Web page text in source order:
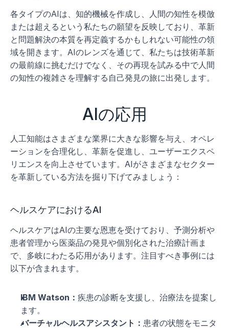
各タイプのAIは、知的機械を作成し、人間の知性を模倣
または超えるという私たちの願望を反映しており、革新
と問題解決の本質を再定義するかもしれない可能性の領
域を開きます。AIのレンズを通じて、私たちは技術革新
の最前線に挑むだけでなく、その再現を試みる中で人間
の知性の複雑さを理解する自己発見の旅に出発します。
AIの応用
人工知能はさまざまな業界に大きな影響を与え、オペレ
ーションを合理化し、革新を促進し、ユーザーエクスペ
リエンスを向上させています。AIがさまざまなセクター
を革新している方法を掘り下げてみましょう：
ヘルスケアにおけるAI
ヘルスケアはAIの主要な恩恵を受けており、予測分析や
患者管理から医薬品の発見や個別化された治療計画ま
で、多岐にわたる応用があります。注目すべき事例には
以下が含まれます。
IBM Watson： 疾患の診断を支援し、治療法を提案し
ます。
バーチャルヘルスアシスタント： 患者の状態をモニタ